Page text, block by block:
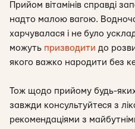
Прийом вітамінів справді
надто малою вагою.
харчувалася і не було
можуть призводити до
якого важко народити без
Тож щодо прийому будь-
завжди консультуйтеся з
рекомендаціями з